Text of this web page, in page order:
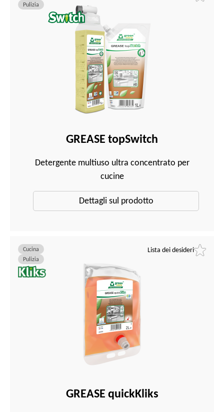
GREASE topSwitch
Detergente multiuso ultra concentrato per
cucine
Pulizia
Dettagli sul prodotto
Lista dei desideri
GREASE quickKliks
Cucina
Pulizia